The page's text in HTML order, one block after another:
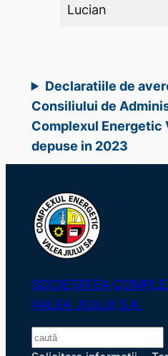
Lucian
Declaratiile de
Consiliului de
Complexul Energetic
depuse in 2023
SOCIETATEA
VALEA JIULUI S.A.
S